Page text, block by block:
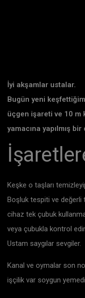
İyi akşamlar ustalar.
Bugün yeni
üçgen işareti ve 10 m
yamacına yapılmış
Keşke o taşları
Boşluk tespiti ve değerli
cihaz tek çubuk
veya çubukla kontrol
Ustam saygılar sevgiler.
Kanal ve oymalar son
işçilik var soygun